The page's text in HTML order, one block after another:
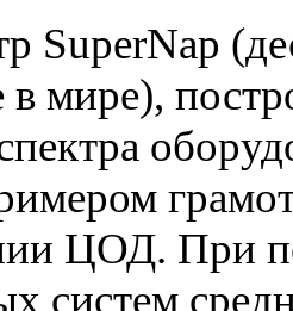
SuperNap
в мире),
ЦОД. При
систем